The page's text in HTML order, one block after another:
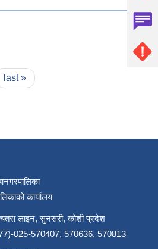
last »
कार्यालय
लाइन, सुनसरी, कोशी प्रदेश
025-570407, 570636, 570813